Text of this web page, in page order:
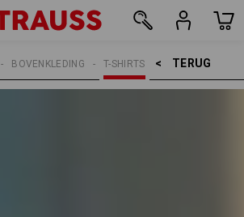
TERUG    >
T-SHIRTS
BOVENKLEDING